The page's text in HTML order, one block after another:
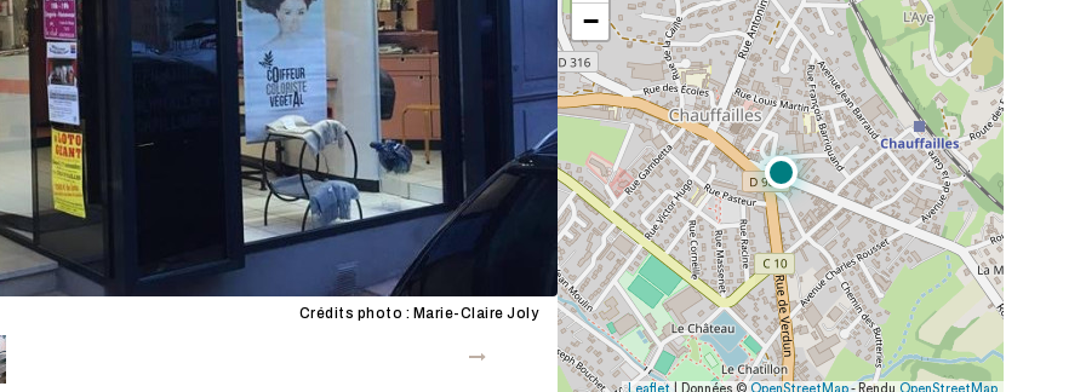
Crédits photo : Marie-Claire Joly
−
Leaflet | Données © OpenStreetMap- Rendu OpenStreetMap